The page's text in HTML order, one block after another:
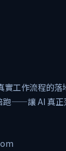
工作流程的落
跑——讓 AI 真正